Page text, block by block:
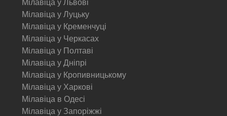
Мілавіца у Львові
Мілавіца у Луцьку
Мілавіца у Кременчуці
Мілавіца у Черкасах
Мілавіца у Полтаві
Мілавіца у Дніпрі
Мілавіца у Кропивницькому
Мілавіца у Харкові
Мілавіца в Одесі
Мілавіца у Запоріжжі